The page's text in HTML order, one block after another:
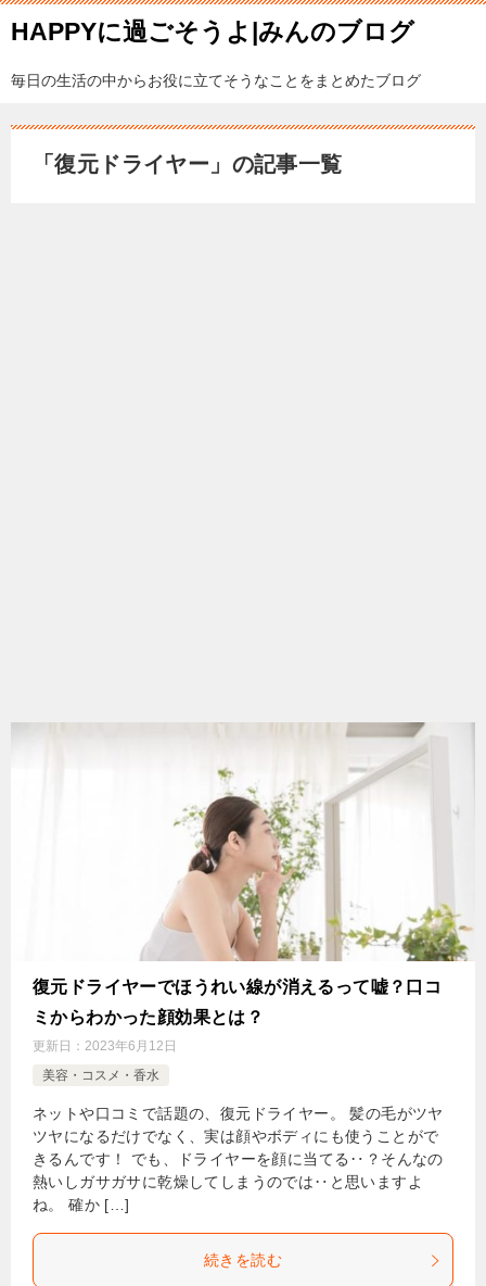
HAPPYに過ごそうよ|みんのブログ
毎日の生活の中からお役に立てそうなことをまとめたブログ
「復元ドライヤー」の記事一覧
復元ドライヤーでほうれい線が消えるって嘘？口コ
ミからわかった顔効果とは？
更新日： 2023年6月12日
美容・コスメ・香水
ネットや口コミで話題の、復元ドライヤー。 髪の毛がツヤ
ツヤになるだけでなく、実は顔やボディにも使うことがで
きるんです！ でも、ドライヤーを顔に当てる‥？そんなの
熱いしガサガサに乾燥してしまうのでは‥と思いますよ
ね。 確か […]
続きを読む